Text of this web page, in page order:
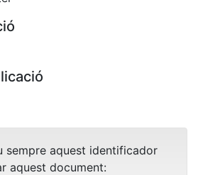
sempre aquest identificador
aquest document: